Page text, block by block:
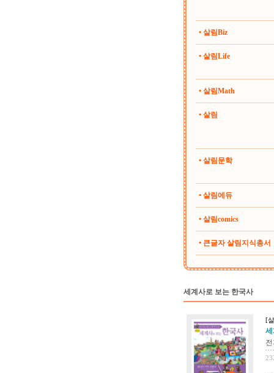
• 살림Biz
• 살림Life
• 살림Math
• 살림
• 살림문학
• 살림에듀
• 살림comics
• 큰글자 살림지식총서
세계사로 보는 한국사
[
세